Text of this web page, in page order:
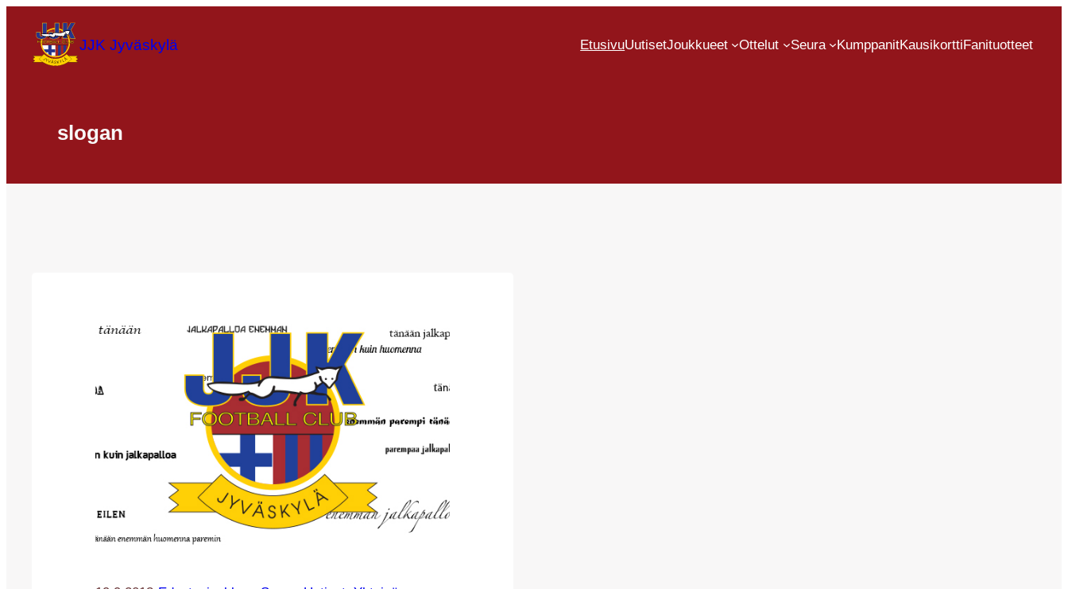
sisältöön
JJK Jyväskylä EtusivuUutisetJoukkueet Ottelut Seura KumppanitKausikorttiFanituotteet
slogan